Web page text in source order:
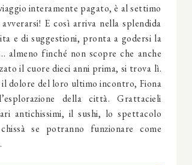
interamente pagato, è al settimo
E così arriva nella splendida
e di suggestioni, pronta a godersi la
almeno finché non sco­pre che anche
il cuore dieci anni prima, si trova lì.
dolore del loro ultimo incon­tro, Fiona
della città. Grattacieli
antichissimi, il sushi, lo spettacolo
se potranno funzionare come